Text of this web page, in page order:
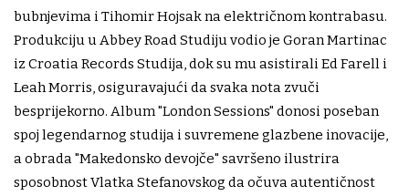
bubnjevima i Tihomir Hojsak na električnom kontrabasu.
Produkciju u Abbey Road Studiju vodio je Goran Martinac
iz Croatia Records Studija, dok su mu asistirali Ed Farell i
Leah Morris, osiguravajući da svaka nota zvuči
besprijekorno. Album "London Sessions" donosi poseban
spoj legendarnog studija i suvremene glazbene inovacije,
a obrada "Makedonsko devojče" savršeno ilustrira
sposobnost Vlatka Stefanovskog da očuva autentičnost